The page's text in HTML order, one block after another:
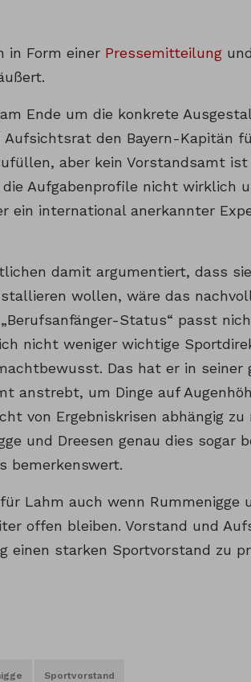
in Form einer Pressemitteilung
Ende um die konkrete
Aufsichtsrat den Bayern-Kapitän
aber kein Vorstandsamt ist
Aufgabenprofile nicht wirklich
ein international anerkannter
damit argumentiert, dass
wollen, wäre das
Status“ passt
nicht weniger wichtige
Das hat er in seiner
anstrebt, um Dinge auf
von Ergebniskrisen abhängig
und Dreesen genau dies sogar
bemerkenswert.
Lahm auch wenn Rummenigge
offen bleiben. Vorstand und
einen starken Sportvorstand zu
Sportvorstand